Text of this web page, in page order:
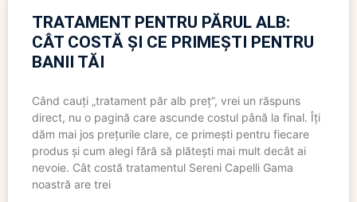
TRATAMENT PENTRU PĂRUL ALB:
CÂT COSTĂ ȘI CE PRIMEȘTI PENTRU
BANII TĂI
Când cauți „tratament păr alb preț”, vrei un răspuns
direct, nu o pagină care ascunde costul până la final. Îți
dăm mai jos prețurile clare, ce primești pentru fiecare
produs și cum alegi fără să plătești mai mult decât ai
nevoie. Cât costă tratamentul Sereni Capelli Gama
noastră are trei